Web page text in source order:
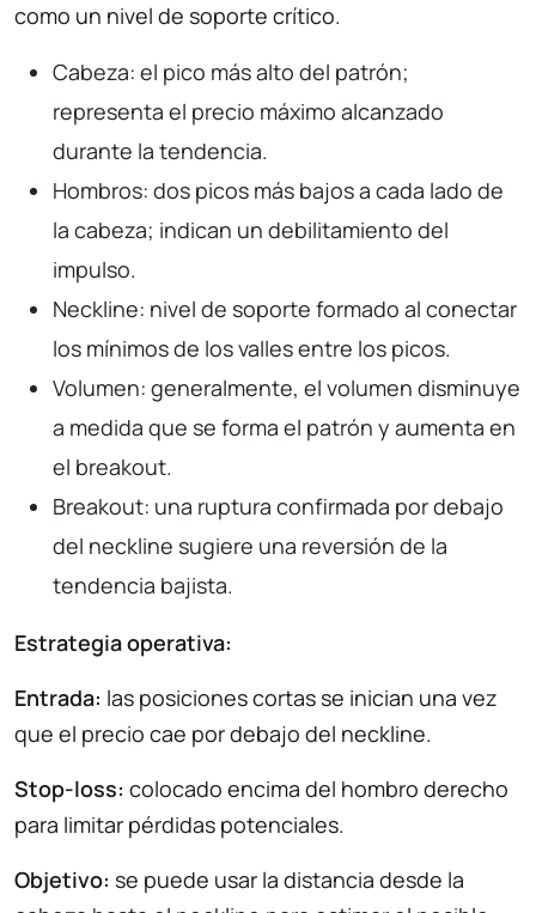
como un nivel de soporte crítico.
Cabeza: el pico más alto del patrón;
representa el precio máximo alcanzado
durante la tendencia.
Hombros: dos picos más bajos a cada lado de
la cabeza; indican un debilitamiento del
impulso.
Neckline: nivel de soporte formado al conectar
los mínimos de los valles entre los picos.
Volumen: generalmente, el volumen disminuye
a medida que se forma el patrón y aumenta en
el breakout.
Breakout: una ruptura confirmada por debajo
del neckline sugiere una reversión de la
tendencia bajista.
Estrategia operativa:
Entrada: las posiciones cortas se inician una vez
que el precio cae por debajo del neckline.
Stop-loss: colocado encima del hombro derecho
para limitar pérdidas potenciales.
Objetivo: se puede usar la distancia desde la